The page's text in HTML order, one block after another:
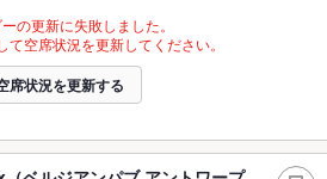
の更新に失敗しました。
て空席状況を更新してください。
席状況を更新する